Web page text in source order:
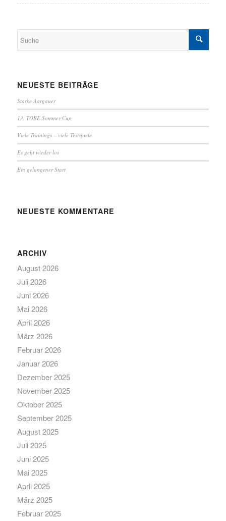
NEUESTE BEITRÄGE
Starke Aargauer
13. TOBE Sommer-Cup
Viele Trainings – viele Testspiele
Es geht wieder los
Ein gelungener Start
NEUESTE KOMMENTARE
ARCHIV
August 2026
Juli 2026
Juni 2026
Mai 2026
April 2026
März 2026
Februar 2026
Januar 2026
Dezember 2025
November 2025
Oktober 2025
September 2025
August 2025
Juli 2025
Juni 2025
Mai 2025
April 2025
März 2025
Februar 2025